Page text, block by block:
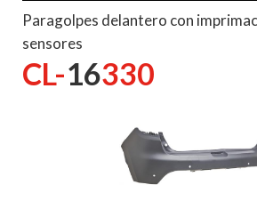
Paragolpes delantero con
sensores
CL-16330